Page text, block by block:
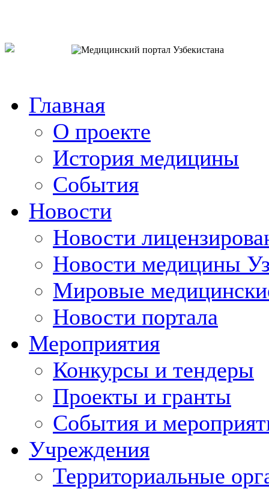
Главная
О проекте
История медицины
События
Новости
Новости
Новости медицины
Мировые
Новости портала
Мероприятия
Конкурсы и тендеры
Проекты и гранты
События и
Учреждения
Территориальные